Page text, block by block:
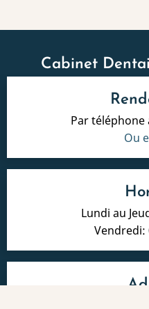
Cabinet
Par téléphone
Ou
Lundi au
Vendredi: